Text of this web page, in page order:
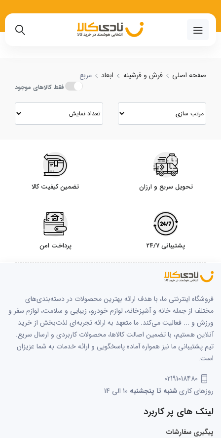
صفحه اصلی فرش و فرشینه ابعاد مربع
فقط کالاهای موجود
تحویل سریع و ارزان تضمین کیفیت کالا
پشتیبانی 24/7 پرداخت امن
فروشگاه اینترنتی ما، با هدف ارائه بهترین محصولات در دسته‌بندی‌های
مختلف از جمله خانه و آشپزخانه، لوازم خودرو، زیبایی و سلامت، لوازم سفر و
ورزش و ... فعالیت می‌کند. ما متعهد به ارائه تجربه‌ای لذت‌بخش از خرید
آنلاین هستیم، با تضمین اصالت کالاها، محصولات کاربردی و ارسال سریع.
تیم پشتیبانی ما نیز همواره آماده پاسخگویی و ارائه خدمات به شما عزیزان
است.
02191018480
روزهای کاریشنبه تا پنجشنبه
لینک های پر کاربرد
پیگیری سفارشات